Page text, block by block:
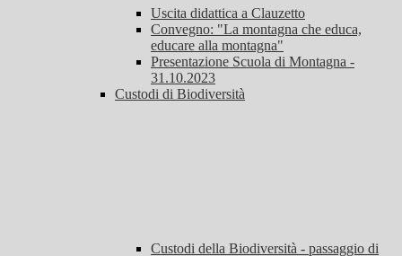
Uscita didattica a Clauzetto
Convegno: "La montagna che educa,
educare alla montagna"
Presentazione Scuola di Montagna -
31.10.2023
Custodi di Biodiversità
Custodi della Biodiversità - passaggio di